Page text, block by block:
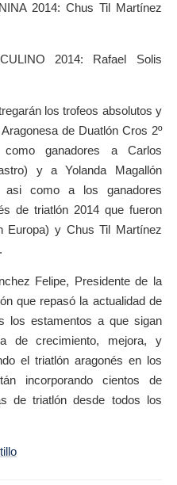
2014: Chus Til Martínez
2014: Rafael Solis
los trofeos absolutos y
de Duatlón Cros 2º
ganadores a Carlos
y a Yolanda Magallón
asi como a los ganadores
de triatlón 2014 que fueron
Europa) y Chus Til Martínez
Felipe, Presidente de la
que repasó la actualidad de
los estamentos a que sigan
de crecimiento, mejora, y
el triatlón aragonés en los
incorporando cientos de
de triatlón desde todos los